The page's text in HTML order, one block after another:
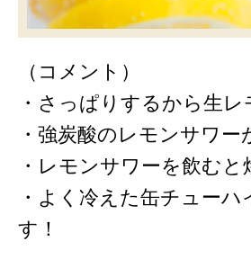
（コメント）
・さっぱりするから生
・強炭酸のレモンサワー
・レモンサワーを飲む
・よく冷えた缶チュー
す！